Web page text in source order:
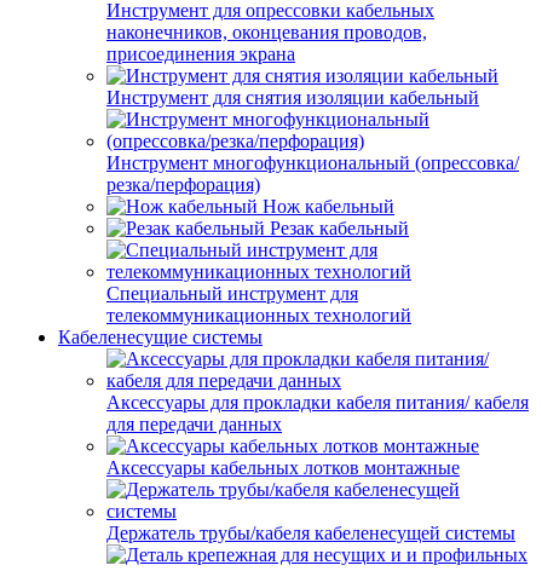
Инструмент для опрессовки кабельных
наконечников, оконцевания проводов,
присоединения экрана
Инструмент для снятия изоляции кабельный
Инструмент многофункциональный (опрессовка/
резка/перфорация)
Нож кабельный
Резак кабельный
Специальный инструмент для
телекоммуникационных технологий
Кабеленесущие системы
Аксессуары для прокладки кабеля питания/ кабеля
для передачи данных
Аксессуары кабельных лотков монтажные
Держатель трубы/кабеля кабеленесущей системы